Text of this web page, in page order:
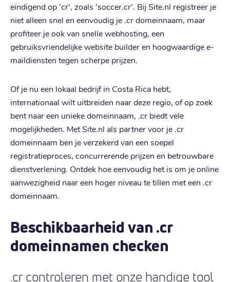
eindigend op 'cr', zoals 'soccer.cr'. Bij Site.nl registreer je
niet alleen snel en eenvoudig je .cr domeinnaam, maar
profiteer je ook van snelle webhosting, een
gebruiksvriendelijke website builder en hoogwaardige e-
maildiensten tegen scherpe prijzen.
Of je nu een lokaal bedrijf in Costa Rica hebt,
internationaal wilt uitbreiden naar deze regio, of op zoek
bent naar een unieke domeinnaam, .cr biedt vele
mogelijkheden. Met Site.nl als partner voor je .cr
domeinnaam ben je verzekerd van een soepel
registratieproces, concurrerende prijzen en betrouwbare
dienstverlening. Ontdek hoe eenvoudig het is om je online
aanwezigheid naar een hoger niveau te tillen met een .cr
domeinnaam.
Beschikbaarheid van .cr
domeinnamen checken
.cr controleren met onze handige tool